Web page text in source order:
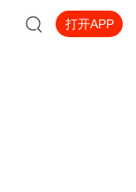
打开APP